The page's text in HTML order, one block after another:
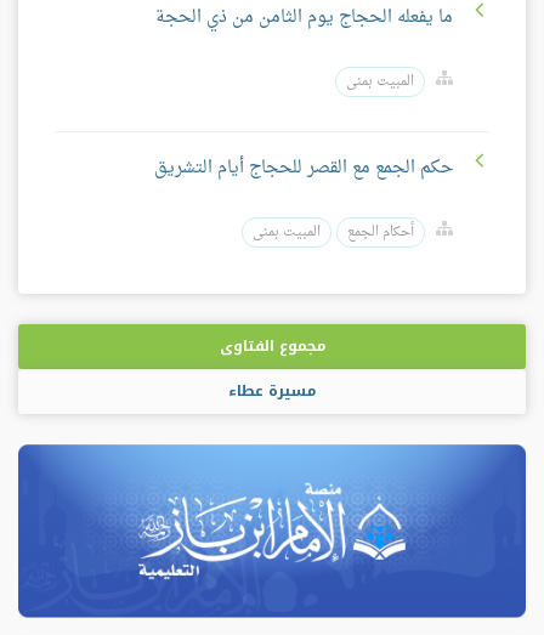
ما يفعله الحجاج يوم الثامن من ذي الحجة
المبيت بمنى
حكم الجمع مع القصر للحجاج أيام التشريق
أحكام الجمع المبيت بمنى
مجموع الفتاوى
مسيرة عطاء